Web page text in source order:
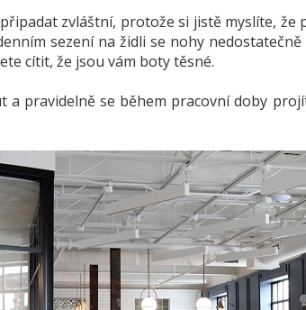
zvláštní, protože si jistě myslíte, že
sezení na židli se nohy
cítit, že jsou vám boty těsné.
a pravidelně se během pracovní doby